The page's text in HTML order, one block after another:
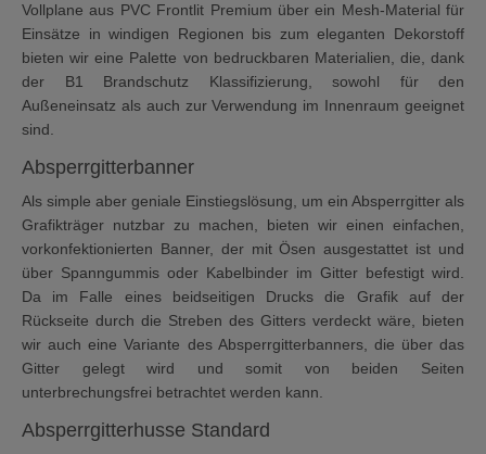
Vollplane aus PVC Frontlit Premium über ein Mesh-Material für
Einsätze in windigen Regionen bis zum eleganten Dekorstoff
bieten wir eine Palette von bedruckbaren Materialien, die, dank
der B1 Brandschutz Klassifizierung, sowohl für den
Außeneinsatz als auch zur Verwendung im Innenraum geeignet
sind.
Absperrgitterbanner
Als simple aber geniale Einstiegslösung, um ein Absperrgitter als
Grafikträger nutzbar zu machen, bieten wir einen einfachen,
vorkonfektionierten Banner, der mit Ösen ausgestattet ist und
über Spanngummis oder Kabelbinder im Gitter befestigt wird.
Da im Falle eines beidseitigen Drucks die Grafik auf der
Rückseite durch die Streben des Gitters verdeckt wäre, bieten
wir auch eine Variante des Absperrgitterbanners, die über das
Gitter gelegt wird und somit von beiden Seiten
unterbrechungsfrei betrachtet werden kann.
Absperrgitterhusse Standard